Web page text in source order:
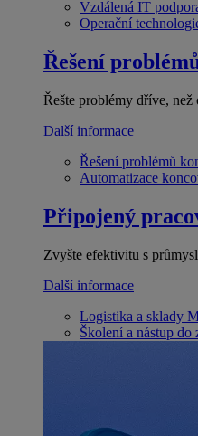
Vzdálená IT
Operační
Řešení
Řešte problémy dříve,
Další informace
Řešení problémů
Automatizace
Připojený
Zvyšte efektivitu s
Další informace
Logistika a sklady
Školení a nástup do